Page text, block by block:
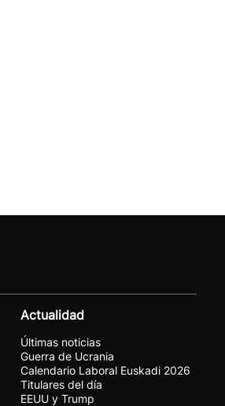
Actualidad
Últimas noticias
Guerra de Ucrania
Calendario Laboral Euskadi 2026
Titulares del día
EEUU y Trump